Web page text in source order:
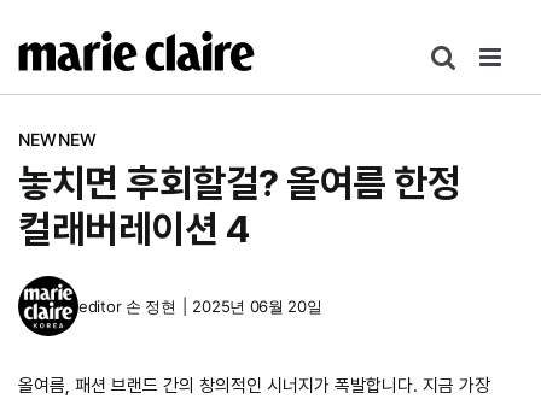
텐
NEWNEW
놓치면 후회할걸? 올여름 한정
컬래버레이션 4
editor 손 정현 2025년 06월 20일
올여름, 패션 브랜드 간의 창의적인 시너지가 폭발합니다. 지금 가장